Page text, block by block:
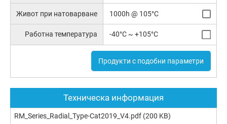
Живот при натоварване 1000h @ 105°C
Работна температура -40°C ~ +105°C
Продукти с подобни параметри
Техническа информация
RM_Series_Radial_Type-Cat2019_V4.pdf (200 KB)